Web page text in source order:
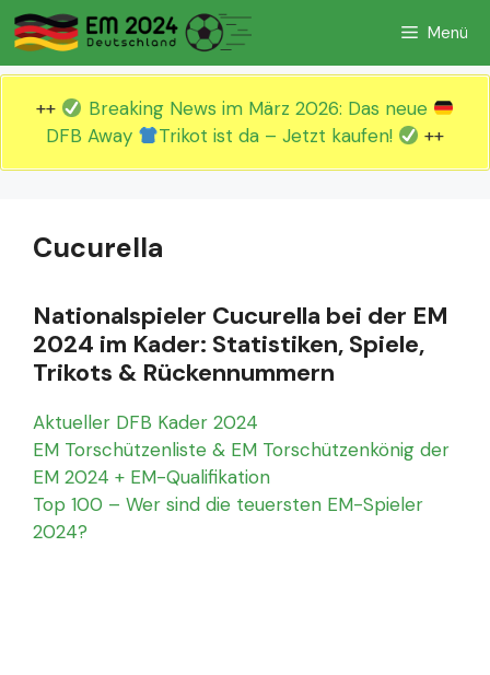
Zum
Inhalt
springen
Menü
++
Breaking News im März 2026: Das neue
DFB Away
Trikot ist da – Jetzt kaufen! ++
Cucurella
Nationalspieler Cucurella bei der EM
2024 im Kader: Statistiken, Spiele,
Trikots & Rückennummern
Aktueller DFB Kader 2024
EM Torschützenliste & EM Torschützenkönig der
EM 2024 + EM-Qualifikation
Top 100 – Wer sind die teuersten EM-Spieler
2024?